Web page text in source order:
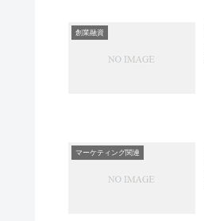
創業融資
マーケティング関連